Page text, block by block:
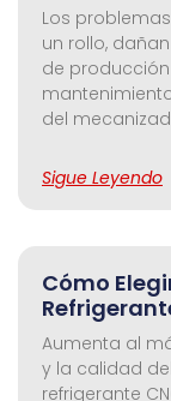
Los
un rollo,
de
del
Sigue Leyendo
Cómo
Aumenta al
y la calidad
refrigerante